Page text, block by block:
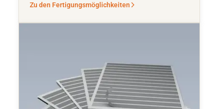
Zu den Fertigungsmöglichkeiten